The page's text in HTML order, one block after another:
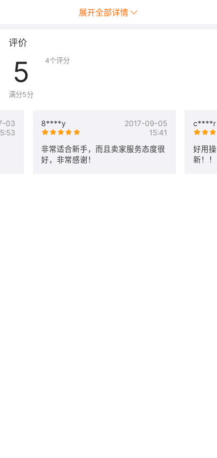
展开全部详情
评价
5
满分5分
4个评分
8****y
2017-09-05
15:41
非常适合新手，而且卖家服务态度很
好，非常感谢！
c****r
好用
新！
03